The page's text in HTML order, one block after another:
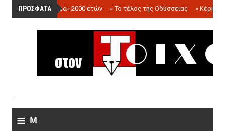
ΠΡΟΣΦΑΤΑ
»«Ολόγραμμα» 2000 ετών »Το τέλος της Οδύσσειας »
.
≡ M